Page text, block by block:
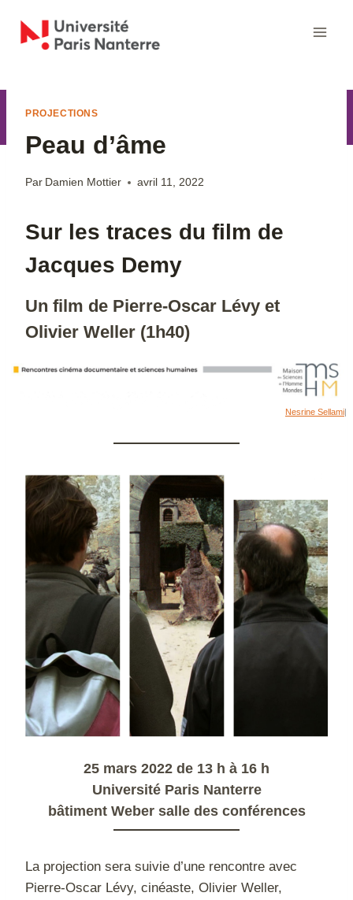
contenu
PROJECTIONS
Peau d’âme
Par Damien Mottier avril 11, 2022
Sur les traces du film de
Jacques Demy
Un film de Pierre-Oscar Lévy et
Olivier Weller (1h40)
Nesrine Sellami
25 mars 2022 de 13 h à 16 h
Université Paris Nanterre
bâtiment Weber salle des conférences
La projection sera suivie d’une rencontre avec
Pierre-Oscar Lévy, cinéaste, Olivier Weller,